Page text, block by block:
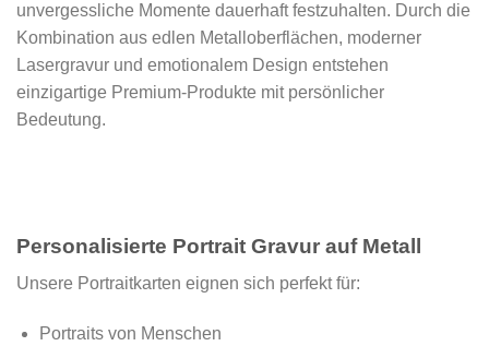
unvergessliche Momente dauerhaft festzuhalten. Durch die
Kombination aus edlen Metalloberflächen, moderner
Lasergravur und emotionalem Design entstehen
einzigartige Premium-Produkte mit persönlicher
Bedeutung.
Personalisierte Portrait Gravur auf Metall
Unsere Portraitkarten eignen sich perfekt für:
Portraits von Menschen